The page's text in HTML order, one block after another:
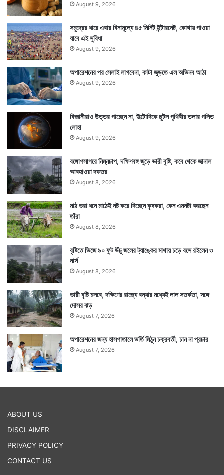
মন্দিরঅঙ্গনে আরও কয়েকটি মন্দির আকারে ছোট কিন্তু হেলানো।
মন্দিরের পিছনে সিঁড়ি নেমে গিয়েছে মহানদীতে। ভারী মজার
নৌকাবিহারের ব্যবস্থা আছে ডিঙিনৌকায়।
August 9, 2026
সমুদ্রের ধারে এবার বিনামূল্যে ৪৫ মিনিট ইন্টারনেট, কোথায় পাওয়া
যাবে এই সুবিধা
August 9, 2026
অপারেশনের পর সেলাই লাগবেনা, কাটা জুড়তে এল অভিনব আঠা
August 9, 2026
বিজ্ঞানীরাও উত্তর পাচ্ছেন না, উল্টোদিকে ছুটল পৃথিবীর তলার গলিত
লোহা
August 9, 2026
বঙ্গোপসাগরে নিম্নচাপ, দক্ষিণবঙ্গ জুড়ে ভারী বৃষ্টি, কবে থেকে জানাল
আবহাওয়া দফতর
August 8, 2026
মাঠ ভরা ধনে মাঠেই নষ্ট করে দিচ্ছেন কৃষকরা, কেন এমনটা করছেন
তাঁরা
August 8, 2026
বৃষ্টিতে ভিজে ৯০ ফুট উঁচু জলের ট্যাঙ্কের মাথায় চড়ে বসে রইলেন ৩
নার্স
August 8, 2026
ভারী বৃষ্টি চলবে, দক্ষিণের রাজ্যে বন্যার মধ্যেই লাল সতর্কতা, সঙ্গে
দোসর ঝড়
August 7, 2026
অপারেশনের জন্য হাসপাতালে ভর্তি মিঠুন চক্রবর্তী, চান না প্রচার
August 7, 2026
ABOUT US
DISCLAIMER
PRIVACY POLICY
CONTACT US